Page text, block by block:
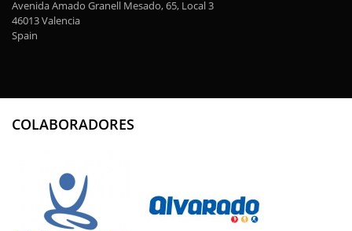
Avenida Amado Granell Mesado, 65, Local 3
46013 Valencia
Spain
COLABORADORES